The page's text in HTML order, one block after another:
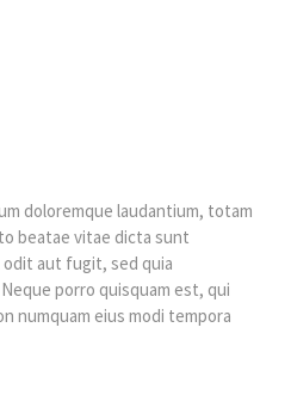
doloremque laudantium, totam
beatae vitae dicta sunt
odit aut fugit, sed quia
porro quisquam est, qui
numquam eius modi tempora